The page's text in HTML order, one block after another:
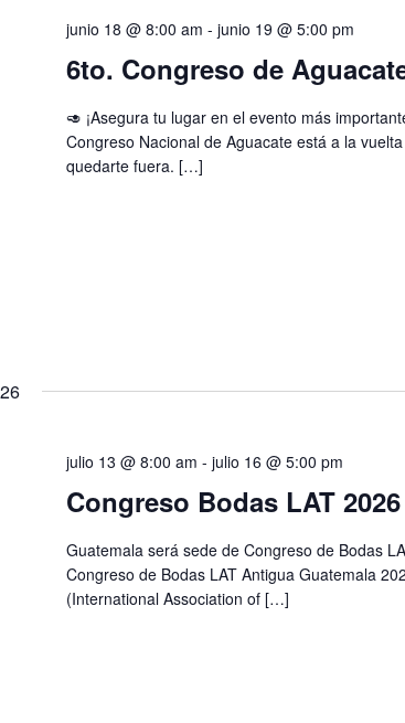
junio 18 @ 8:00 am - junio 19 @ 5:00 pm
6to. Congreso de
🥑 ¡Asegura tu lugar en el evento más
Congreso Nacional de Aguacate está a la
quedarte fuera. […]
julio 13 @ 8:00 am - julio 16 @ 5:00 pm
Congreso Bodas LAT 2026
Guatemala será sede de Congreso de Bodas
Congreso de Bodas LAT Antigua Guatemala
(International Association of […]